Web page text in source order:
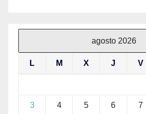
agosto 2026
L M X J V
3 4 5 6 7